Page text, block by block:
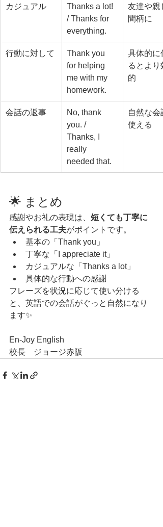
カジュアル
Thanks a lot!
/ Thanks for
everything.
友達や親
間柄に
行動に対して
Thank you
for helping
me with my
homework.
具体的に
るとより
的
会話の返事
No, thank
you. /
Thanks, I
really
needed that.
自然な会
使える
🌟 まとめ
感謝やお礼の表現は、 短くても丁寧に
伝えられる工夫がポイントです。
基本の「Thank you」
丁寧な「I appreciate it」
カジュアルな「Thanks a lot」
具体的な行動への感謝
フレーズを状況に応じて使い分ける
と、英語での会話がぐっと自然になり
ます✨
En-Joy English
校長　ジョージ赤阪